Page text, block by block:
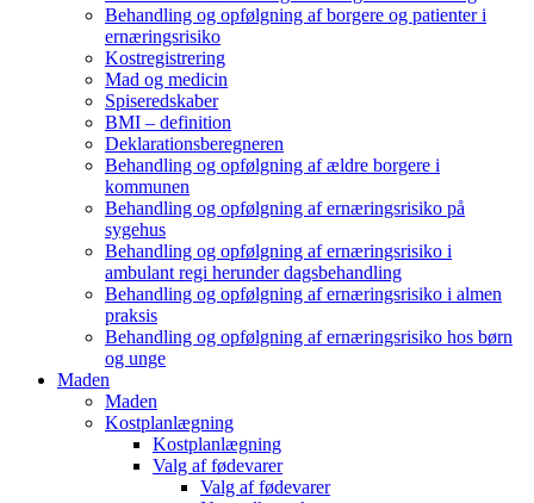
Behandling og opfølgning af borgere og patienter i
ernæringsrisiko
Kostregistrering
Mad og medicin
Spiseredskaber
BMI – definition
Deklarationsberegneren
Behandling og opfølgning af ældre borgere i
kommunen
Behandling og opfølgning af ernæringsrisiko på
sygehus
Behandling og opfølgning af ernæringsrisiko i
ambulant regi herunder dagsbehandling
Behandling og opfølgning af ernæringsrisiko i almen
praksis
Behandling og opfølgning af ernæringsrisiko hos børn
og unge
Maden
Maden
Kostplanlægning
Kostplanlægning
Valg af fødevarer
Valg af fødevarer